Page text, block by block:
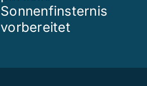
Sonnenfinsternis
vorbereitet